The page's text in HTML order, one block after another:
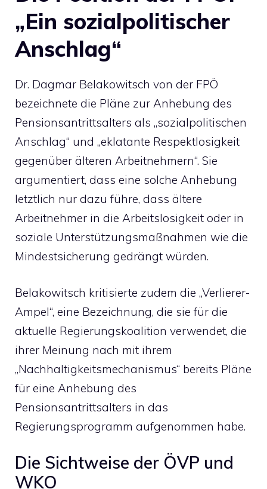
„Ein sozialpolitischer
Anschlag“
Dr. Dagmar Belakowitsch von der FPÖ
bezeichnete die Pläne zur Anhebung des
Pensionsantrittsalters als „sozialpolitischen
Anschlag“ und „eklatante Respektlosigkeit
gegenüber älteren Arbeitnehmern“. Sie
argumentiert, dass eine solche Anhebung
letztlich nur dazu führe, dass ältere
Arbeitnehmer in die Arbeitslosigkeit oder in
soziale Unterstützungsmaßnahmen wie die
Mindestsicherung gedrängt würden.
Belakowitsch kritisierte zudem die „Verlierer-
Ampel“, eine Bezeichnung, die sie für die
aktuelle Regierungskoalition verwendet, die
ihrer Meinung nach mit ihrem
„Nachhaltigkeitsmechanismus“ bereits Pläne
für eine Anhebung des
Pensionsantrittsalters in das
Regierungsprogramm aufgenommen habe.
Die Sichtweise der ÖVP und
WKO